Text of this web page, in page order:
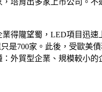
培育出多家上市公司。
得隴望蜀，LED項目迅
是700家。此後，受歐美
外貿型企業、規模較小的